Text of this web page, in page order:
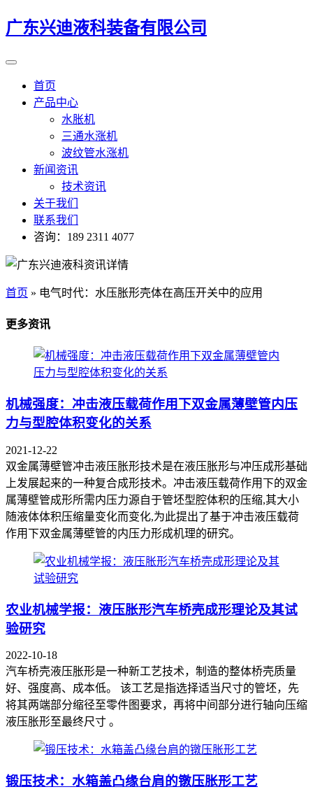
广东兴迪液科装备有限公司
首页
产品中心
水胀机
三通水涨机
波纹管水涨机
新闻资讯
技术资讯
关于我们
联系我们
咨询：189 2311 4077
首页 » 电气时代：水压胀形壳体在高压开关中的应用
更多资讯
机械强度：冲击液压载荷作用下双金属薄壁管内压
力与型腔体积变化的关系
2021-12-22
双金属薄壁管冲击液压胀形技术是在液压胀形与冲压成形基础
上发展起来的一种复合成形技术。冲击液压载荷作用下的双金
属薄壁管成形所需内压力源自于管坯型腔体积的压缩,其大小
随液体体积压缩量变化而变化,为此提出了基于冲击液压载荷
作用下双金属薄壁管的内压力形成机理的研究。
农业机械学报：液压胀形汽车桥壳成形理论及其试
验研究
2022-10-18
汽车桥壳液压胀形是一种新工艺技术，制造的整体桥壳质量
好、强度高、成本低。 该工艺是指选择适当尺寸的管坯，先
将其两端部分缩径至零件图要求，再将中间部分进行轴向压缩
液压胀形至最终尺寸 。
锻压技术：水箱盖凸缘台肩的镦压胀形工艺